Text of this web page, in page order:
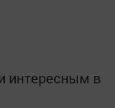
интересным в